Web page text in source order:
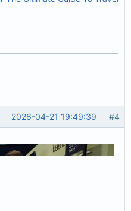
#4
2026-04-21 19:49:39